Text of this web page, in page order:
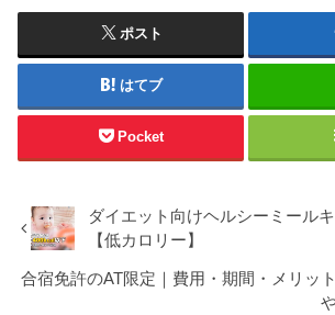
ポスト
はてブ
Pocket
ダイエット向けヘルシーミール
【低カロリー】
合宿免許のAT限定｜費用・期間・メリッ